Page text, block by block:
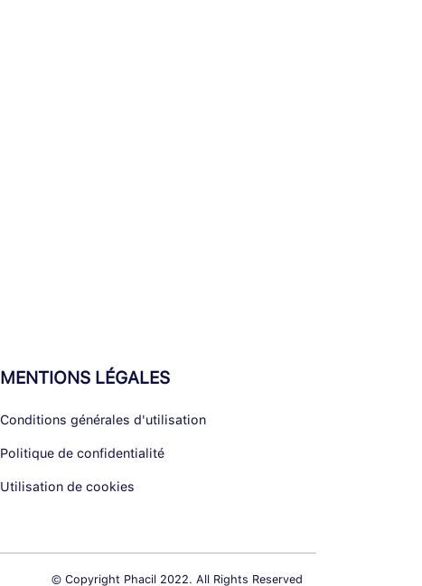
MENTIONS LÉGALES
Conditions générales d'utilisation
Politique de confidentialité
Utilisation de cookies
© Copyright Phacil 2022. All Rights Reserved